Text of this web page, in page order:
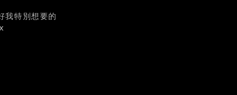
特別想要的